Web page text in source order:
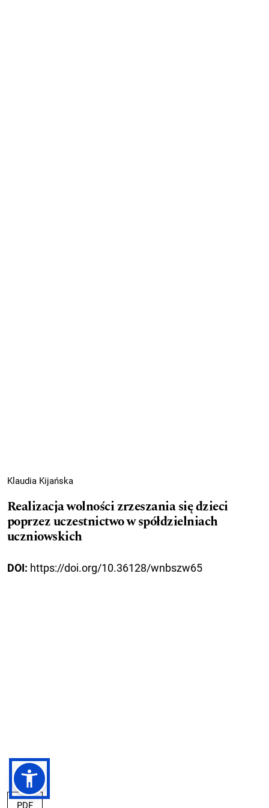
Klaudia Kijańska
Realizacja wolności zrzeszania się dzieci
poprzez uczestnictwo w spółdzielniach
uczniowskich
DOI: https://doi.org/10.36128/wnbszw65
PDF